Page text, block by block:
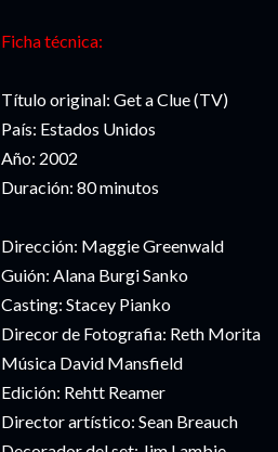
Ficha técnica:
Título original: Get a Clue (TV)
País: Estados Unidos
Año: 2002
Duración: 80 minutos
Dirección: Maggie Greenwald
Guión: Alana Burgi Sanko
Casting: Stacey Pianko
Direcor de Fotografia: Reth Morita
Música David Mansfield
Edición: Rehtt Reamer
Director artístico: Sean Breauch